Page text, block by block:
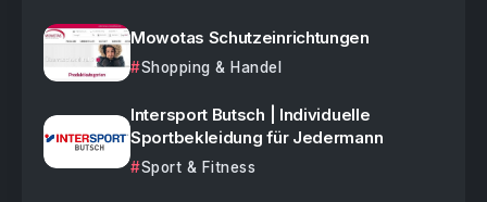
Mowotas Schutzeinrichtungen
Shopping & Handel
Intersport Butsch | Individuelle
Sportbekleidung für Jedermann
Sport & Fitness